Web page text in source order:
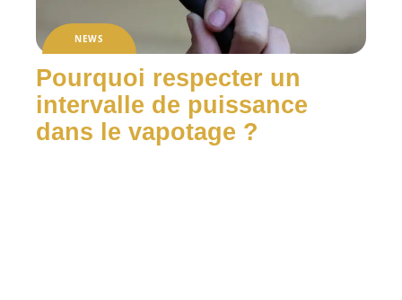
NEWS
Pourquoi respecter un
intervalle de puissance
dans le vapotage ?